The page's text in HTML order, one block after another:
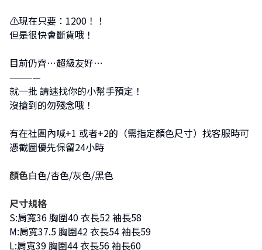
⚠現在只要：1200！！
但是很快會斷貨哦！
目前仍齊⋯超級友好⋯
————
就一批 請速找你的小幫手預定！
沒搶到的勿殘念哦！
有在社團內喊+1 或者+2的（需指定顏色尺寸）找客服時可
憑截圖優先保留24小時
顏色白色/杏色/灰色/黑色
尺寸規格
S:肩寬36 胸圍40 衣長52 袖長58
M:肩寬37.5 胸圍42 衣長54 袖長59
L:肩寬39 胸圍44 衣長56 袖長60